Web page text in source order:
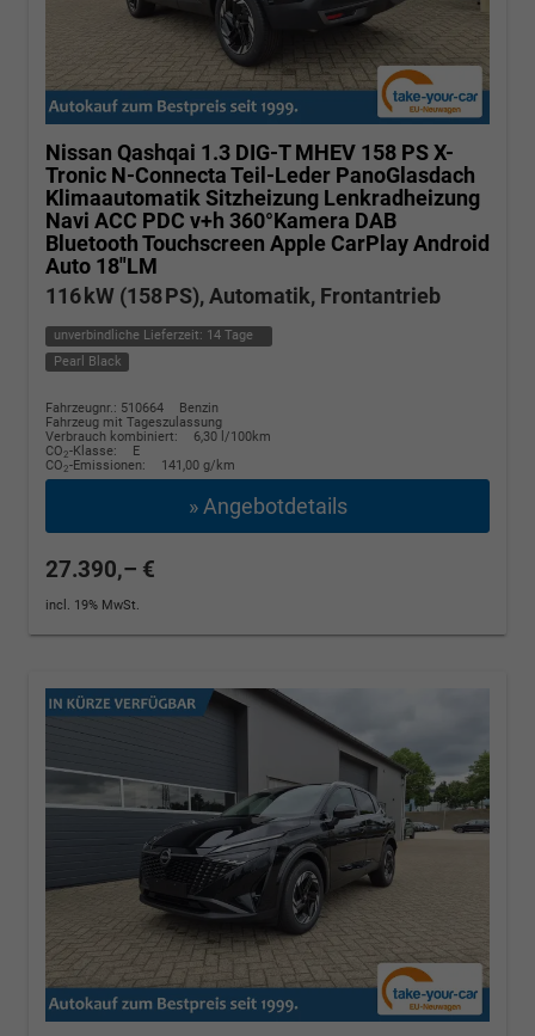
Nissan Qashqai 1.3 DIG-T MHEV 158 PS X-
Tronic N-Connecta Teil-Leder PanoGlasdach
Klimaautomatik Sitzheizung Lenkradheizung
Navi ACC PDC v+h 360°Kamera DAB
Bluetooth Touchscreen Apple CarPlay Android
Auto 18"LM
116 kW (158 PS), Automatik, Frontantrieb
unverbindliche Lieferzeit: 14 Tage
Pearl Black
Fahrzeugnr.: 510664
Benzin
Fahrzeug mit Tageszulassung
Verbrauch kombiniert:
6,30 l/100km
CO2-Klasse:
E
CO2-Emissionen: 141,00 g/km
» Angebotdetails
27.390,– €
incl. 19% MwSt.